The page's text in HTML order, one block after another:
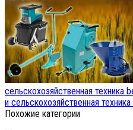
сельскохозяйственная техника
и сельскохозяйственная
Похожие категории